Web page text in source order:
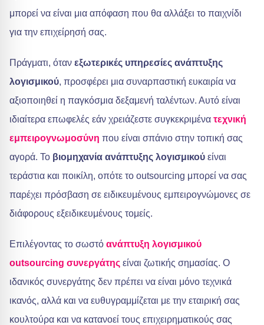
μπορεί να είναι μια απόφαση που θα αλλάξει το παιχνίδι
για την επιχείρησή σας.
Πράγματι, όταν εξωτερικές υπηρεσίες ανάπτυξης
λογισμικού, προσφέρει μια συναρπαστική ευκαιρία να
αξιοποιηθεί η παγκόσμια δεξαμενή ταλέντων. Αυτό είναι
ιδιαίτερα επωφελές εάν χρειάζεστε συγκεκριμένα τεχνική
εμπειρογνωμοσύνη που είναι σπάνιο στην τοπική σας
αγορά. Το βιομηχανία ανάπτυξης λογισμικού είναι
τεράστια και ποικίλη, οπότε το outsourcing μπορεί να σας
παρέχει πρόσβαση σε ειδικευμένους εμπειρογνώμονες σε
διάφορους εξειδικευμένους τομείς.
Επιλέγοντας το σωστό ανάπτυξη λογισμικού
outsourcing συνεργάτης είναι ζωτικής σημασίας. Ο
ιδανικός συνεργάτης δεν πρέπει να είναι μόνο τεχνικά
ικανός, αλλά και να ευθυγραμμίζεται με την εταιρική σας
κουλτούρα και να κατανοεί τους επιχειρηματικούς σας